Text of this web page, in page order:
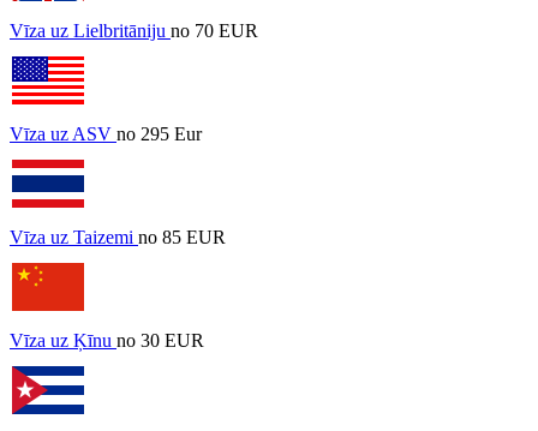
Vīza uz Lielbritāniju no 70 EUR
Vīza uz ASV no 295 Eur
Vīza uz Taizemi no 85 EUR
Vīza uz Ķīnu no 30 EUR